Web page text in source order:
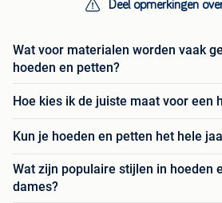
Deel opmerkingen
Wat voor materialen worden vaak
hoeden en petten?
Hoe kies ik de juiste maat voor een
Kun je hoeden en petten het hele
Wat zijn populaire stijlen in hoeden
dames?